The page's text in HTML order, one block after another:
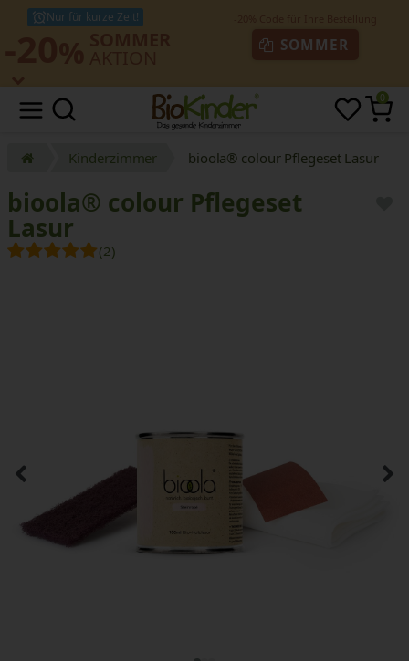
Nur für kurze Zeit!
SOMMER
0
Kinderzimmer bioola® colour Pflegeset Lasur
bioola® colour Pflegeset
Lasur
(2)